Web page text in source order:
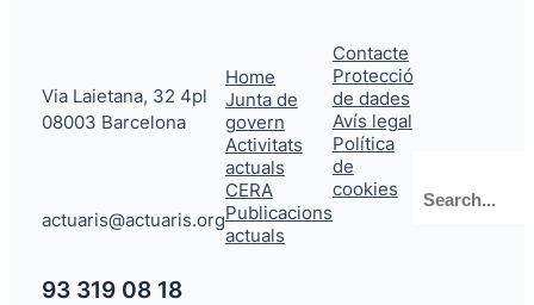
Via Laietana, 32 4pl
08003 Barcelona
actuaris@actuaris.org
93 319 08 18
Home
Junta de
govern
Activitats
actuals
CERA
Publicacions
actuals
Contacte
Protecció
de dades
Avís legal
Política
de
cookies